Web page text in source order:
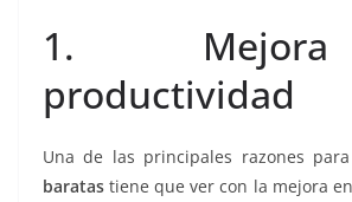
1.
productividad
Una de las principales razones
baratas tiene que ver con la mejora